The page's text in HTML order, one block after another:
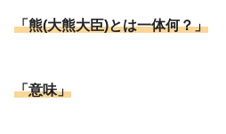
「熊(大熊大臣)とは一体何？」
「意味」